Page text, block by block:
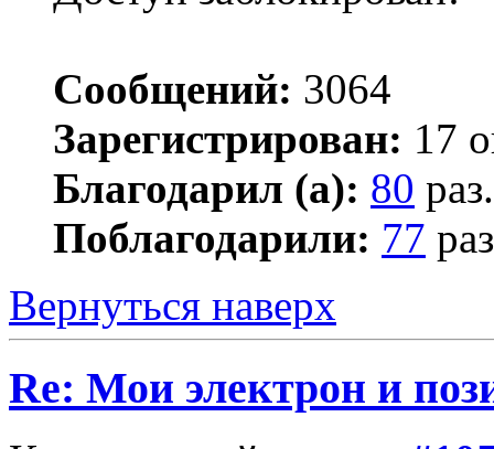
Сообщений: 3064
Зарегистрирован: 17
Благодарил (а): 80 раз.
Поблагодарили: 77
Вернуться наверх
Re: Мои электрон и